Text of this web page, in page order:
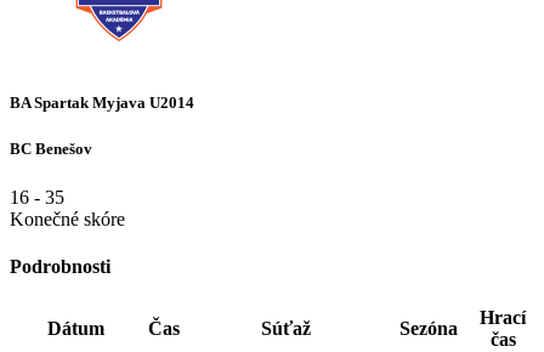
BA Spartak Myjava U2014
BC Benešov
16 - 35
Konečné skóre
Podrobnosti
Dátum Čas Súťaž Sezóna
Hrací
čas